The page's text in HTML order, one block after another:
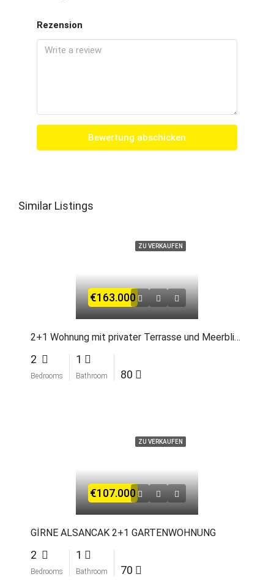
Rezension
Bewertung abschicken
Similar Listings
ZU VERKAUFEN
€163.000
2+1 Wohnung mit privater Terrasse und Meerblick in Alsancak
2
Bedrooms
1
Bathroom 80
ZU VERKAUFEN
€107.000
GİRNE ALSANCAK 2+1 GARTENWOHNUNG
2
Bedrooms
1
Bathroom 70